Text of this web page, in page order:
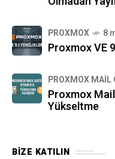
PROXMOX 8
Proxmox VE
PROXMOX MAIL
Proxmox Mail
Yükseltme
BIZE KATILIN